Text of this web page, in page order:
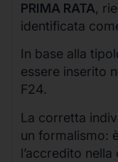
PRIMA RATA,
identificata
In base alla
essere inserito
F24.
La corretta
un formalismo:
l’accredito